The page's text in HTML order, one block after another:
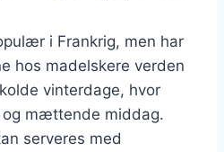
i Frankrig, men har
hos madelskere verden
vinterdage, hvor
og mættende middag.
serveres med